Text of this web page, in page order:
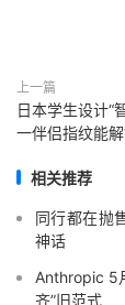
上一篇
日本学生设计“
一伴侣指纹能
相关推荐
同行都在抛
神话
Anthropic 5
齐”旧范式